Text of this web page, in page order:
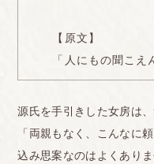
【原文】
「人にもの聞こえ
源氏を手引きした女房は
「両親もなく、こんなに
込み思案なのはよくありま